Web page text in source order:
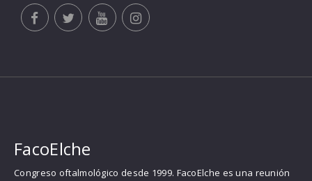
FacoElche
Congreso oftalmológico desde 1999. FacoElche es una reunión